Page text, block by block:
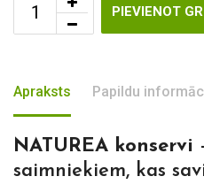
PIEVIENOT
Apraksts Papildu
NATUREA konservi
saimniekiem, kas